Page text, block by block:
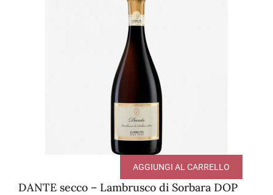
DANTE secco – Lambrusco di Sorbara DOP
AGGIUNGI AL CARRELLO